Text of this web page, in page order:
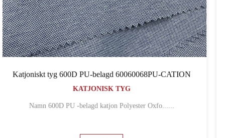
CATION
Oxfo......
Cordura tyg
Namn Polyester Waterproof